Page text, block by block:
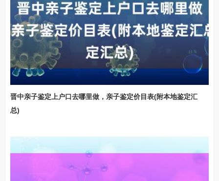
晋中亲子鉴定上户口去哪里做，亲子鉴定价目表(附本地鉴定汇
总)